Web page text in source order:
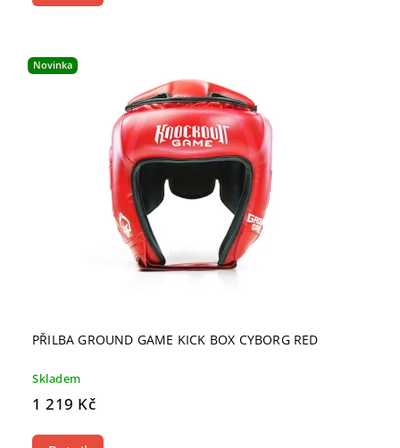
Novinka
PŘILBA GROUND GAME KICK BOX CYBORG RED
Skladem
1 219 Kč